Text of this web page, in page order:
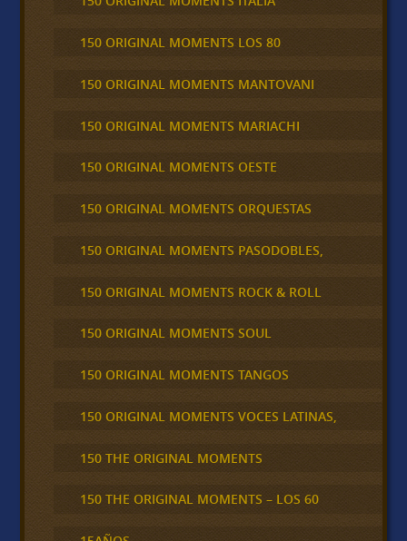
150 ORIGINAL MOMENTS LOS 80
150 ORIGINAL MOMENTS MANTOVANI
150 ORIGINAL MOMENTS MARIACHI
150 ORIGINAL MOMENTS OESTE
150 ORIGINAL MOMENTS ORQUESTAS
150 ORIGINAL MOMENTS PASODOBLES,
150 ORIGINAL MOMENTS ROCK & ROLL
150 ORIGINAL MOMENTS SOUL
150 ORIGINAL MOMENTS TANGOS
150 ORIGINAL MOMENTS VOCES LATINAS,
150 THE ORIGINAL MOMENTS
150 THE ORIGINAL MOMENTS – LOS 60